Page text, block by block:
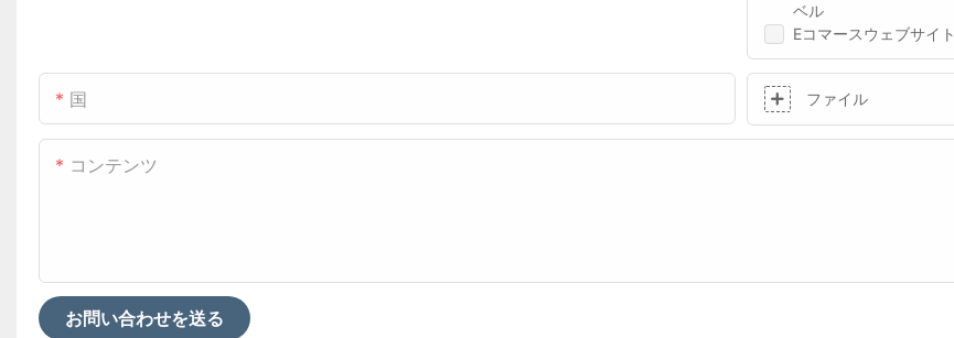
ベル
Eコマースウェブサイト
国 ファイル
コンテンツ
お問い合わせを送る